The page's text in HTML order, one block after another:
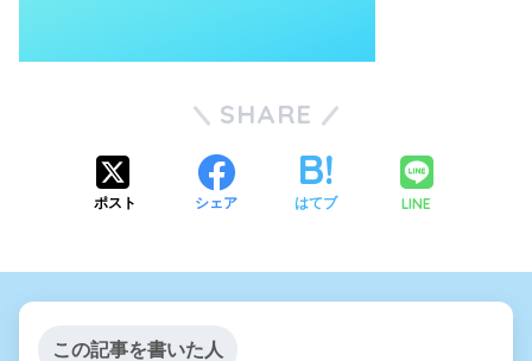
SHARE
ポスト シェア はてブ LINE
この記事を書いた人